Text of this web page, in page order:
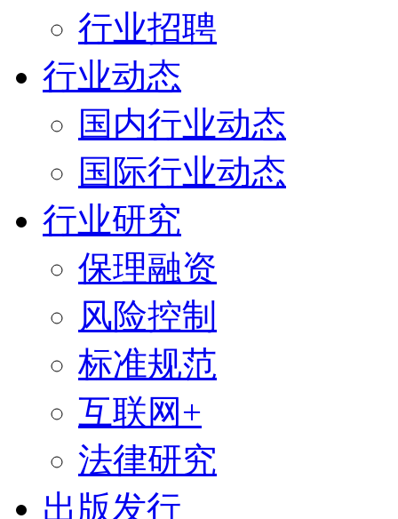
行业招聘
行业动态
国内行业动态
国际行业动态
行业研究
保理融资
风险控制
标准规范
互联网+
法律研究
出版发行